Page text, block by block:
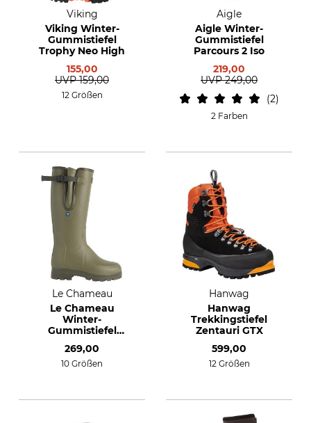
Viking
Viking Winter-
Gummistiefel
Trophy Neo High
155,00
UVP 159,00
12 Größen
Aigle
Aigle Winter-
Gummistiefel
Parcours 2 Iso
219,00
UVP 249,00
2
2 Farben
Le Chameau
Le Chameau
Winter-
Gummistiefel
269,00
10 Größen
Hanwag
Hanwag
Trekkingstiefel
Zentauri GTX
599,00
12 Größen